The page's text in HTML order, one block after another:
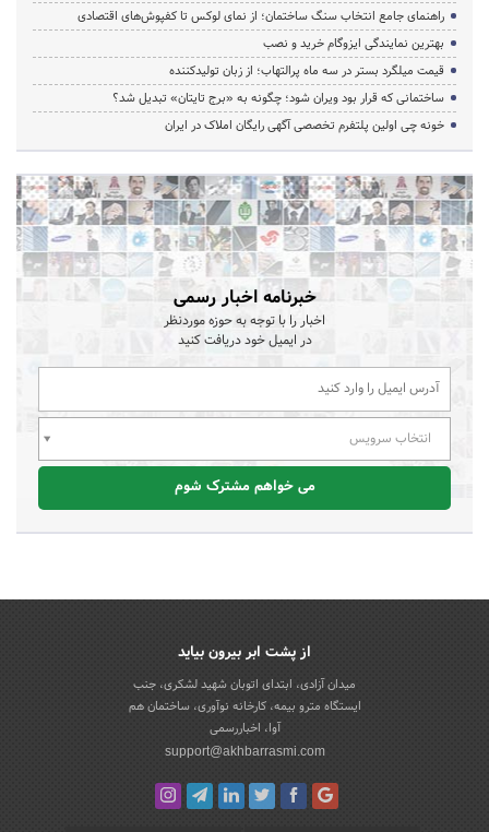
راهنمای جامع انتخاب سنگ ساختمان؛ از نمای لوکس تا کفپوش‌های اقتصادی
بهترین نمایندگی ایزوگام خرید و نصب
قیمت میلگرد بستر در سه ماه پرالتهاب؛ از زبان تولیدکننده
ساختمانی که قرار بود ویران شود؛ چگونه به «برج تایتان» تبدیل شد؟
خونه چی اولین پلتفرم تخصصی آگهی رایگان املاک در ایران
خبرنامه اخبار رسمی
اخبار را با توجه به حوزه موردنظر
در ایمیل خود دریافت کنید
انتخاب سرویس
می خواهم مشترک شوم
از پشت ابر بیرون بیاید
میدان آزادی، ابتدای اتوبان شهید لشکری، جنب
ایستگاه مترو بیمه، کارخانه نوآوری، ساختمان هم
آوا، اخباررسمی
support@akhbarrasmi.com